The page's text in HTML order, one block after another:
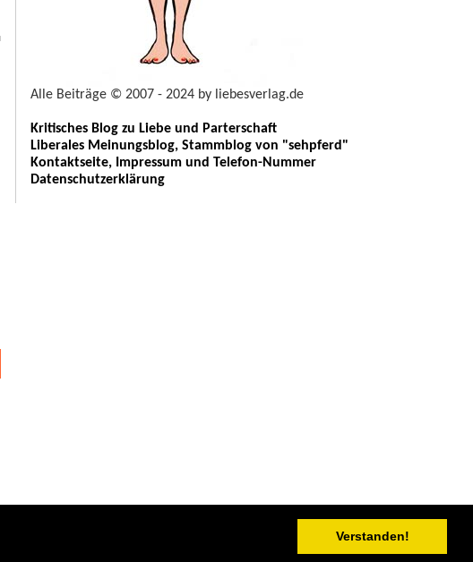
Verstanden!
Alle Beiträge © 2007 - 2024 by liebesverlag.de
Kritisches Blog zu Liebe und Parterschaft
Liberales Meinungsblog, Stammblog von "sehpferd"
Kontaktseite, Impressum und Telefon-Nummer
Datenschutzerklärung